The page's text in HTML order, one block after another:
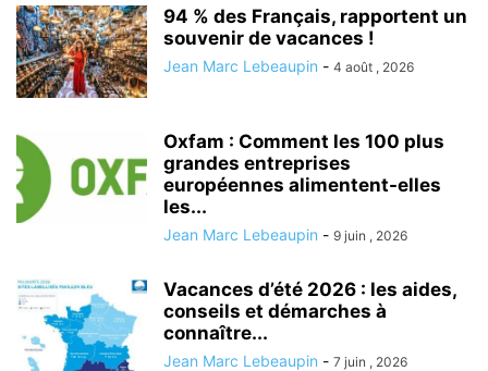
94 % des Français, rapportent un
souvenir de vacances !
Jean Marc Lebeaupin - 4 août , 2026
Oxfam : Comment les 100 plus
grandes entreprises
européennes alimentent-elles
les...
Jean Marc Lebeaupin - 9 juin , 2026
Vacances d’été 2026 : les aides,
conseils et démarches à
connaître...
Jean Marc Lebeaupin - 7 juin , 2026